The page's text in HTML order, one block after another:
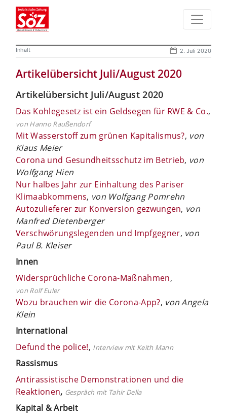
Inhalt 2. Juli 2020
Artikelübersicht Juli/August 2020
Artikelübersicht Juli/August 2020
Das Kohlegesetz ist ein Geldsegen für RWE & Co.,
von Hanno Raußendorf
Mit Wasserstoff zum grünen Kapitalismus?, von
Klaus Meier
Corona und Gesundheitsschutz im Betrieb, von
Wolfgang Hien
Nur halbes Jahr zur Einhaltung des Pariser
Klimaabkommens, von Wolfgang Pomrehn
Autozulieferer zur Konversion gezwungen, von
Manfred Dietenberger
Verschwörungslegenden und Impfgegner, von
Paul B. Kleiser
Innen
Widersprüchliche Corona-Maßnahmen,
von Rolf Euler
Wozu brauchen wir die Corona-App?, von Angela
Klein
International
Defund the police!, Interview mit Keith Mann
Rassismus
Antirassistische Demonstrationen und die
Reaktionen, Gespräch mit Tahir Della
Kapital & Arbeit